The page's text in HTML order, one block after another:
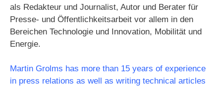
als Redakteur und Journalist, Autor und Berater für
Presse- und Öffentlichkeitsarbeit vor allem in den
Bereichen Technologie und Innovation, Mobilität und
Energie.
Martin Grolms has more than 15 years of experience
in press relations as well as writing technical articles